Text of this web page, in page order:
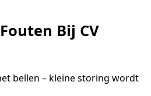
Bij CV
bellen – kleine storing wordt